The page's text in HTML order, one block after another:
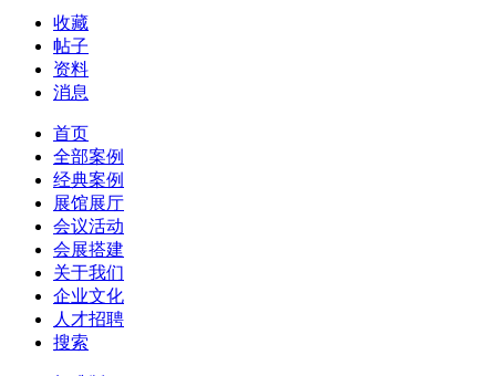
收藏
帖子
资料
消息
首页
全部案例
经典案例
展馆展厅
会议活动
会展搭建
关于我们
企业文化
人才招聘
搜索